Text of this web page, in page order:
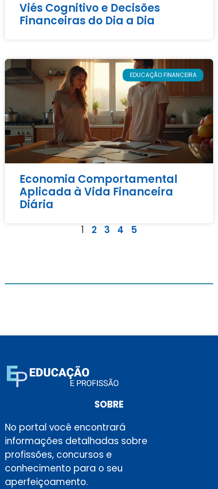
Viés Cognitivo e Decisões
Financeiras do Dia a Dia
EDUCAÇÃO FINANCEIRA
Economia Comportamental
Aplicada à Vida Financeira
Diária
1 2 3 4 5
SOBRE
No portal você encontrará
informações detalhadas sobre
profissões, concursos e
conhecimento para o seu
aperfeiçoamento.